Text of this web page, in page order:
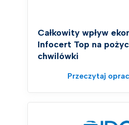
Całkowity wpływ
Infocert Top na
chwilówki
Przeczytaj